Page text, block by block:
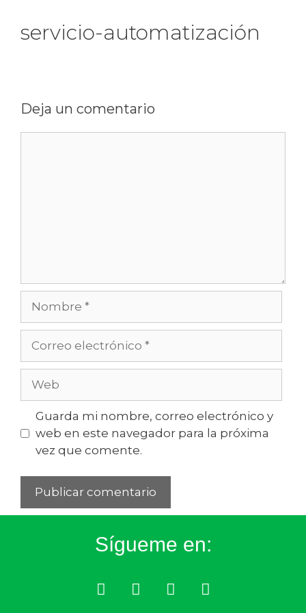
servicio-automatización
Deja un comentario
Guarda mi nombre, correo electrónico y
web en este navegador para la próxima
vez que comente.
Sígueme en: